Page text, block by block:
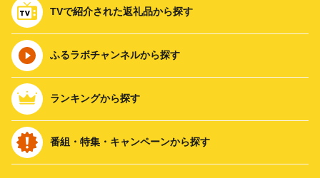
TVで紹介された返礼品から探す
ふるラボチャンネルから探す
ランキングから探す
番組・特集・キャンペーンから探す